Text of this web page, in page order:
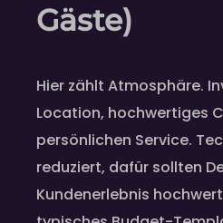
Gäste)
Hier zählt Atmosphäre.
Location, hochwertiges
persönlichen Service.
reduziert, dafür sollten
Kundenerlebnis